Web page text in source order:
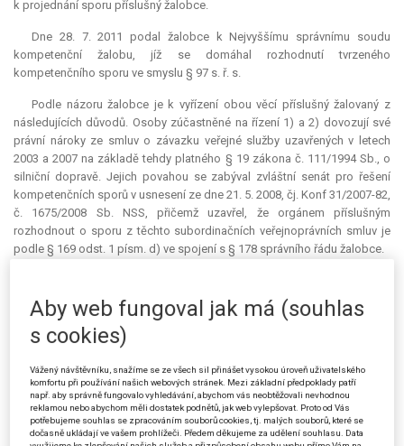
k projednání sporu příslušný žalobce.
Dne 28. 7. 2011 podal žalobce k Nejvyššímu správnímu soudu
kompetenční žalobu, jíž se domáhal rozhodnutí tvrzeného
kompetenčního sporu ve smyslu § 97 s. ř. s.
Podle názoru žalobce je k vyřízení obou věcí příslušný žalovaný z
následujících důvodů. Osoby zúčastněné na řízení 1) a 2) dovozují své
právní nároky ze smluv o závazku veřejné služby uzavřených v letech
2003 a 2007 na základě tehdy platného § 19 zákona č. 111/1994 Sb., o
silniční dopravě. Jejich povahou se zabýval zvláštní senát pro řešení
kompetenčních sporů v usnesení ze dne 21. 5. 2008, čj. Konf 31/2007-82,
č. 1675/2008 Sb. NSS, přičemž uzavřel, že orgánem příslušným
rozhodnout o sporu z těchto subordinačních veřejnoprávních smluv je
podle § 169 odst. 1 písm. d) ve spojení s § 178 správního řádu žalobce.
závazku veřejné služby a s ní související změně v určení příslušného
správního orgánu v souvislosti s účinností nařízení Evropského
parlamentu a Rady (ES) č. 1370/2007 o veřejných službách v přepravě
cestujících po železnici a silnici a zrušení nařízení Rady (EHS) č. 1191/69
a č. 1107/70. Toto nařízení totiž nadále neumožňuje (s výjimkou
uvedenou v čl. 5 odst. 5) nahradit uzavření smlouvy o veřejných službách
vydáním rozhodnutí o uložení „přepravní povinnosti “, jak až dosud
připouštěl čl. 1 odst. 5 nařízení Rady (EHS) č. 1191/69 o postupu
členských států ohledně závazků vyplývajících z pojmu veřejné služby v
Aby web fungoval jak má (souhlas
s cookies)
Vážený návštěvníku, snažíme se ze všech sil přinášet vysokou úroveň uživatelského
komfortu při používání našich webových stránek. Mezi základní předpoklady patří
např. aby správně fungovalo vyhledávání, abychom vás neobtěžovali nevhodnou
reklamou nebo abychom měli dostatek podnětů, jak web vylepšovat. Proto od Vás
potřebujeme souhlas se zpracováním souborů cookies, tj. malých souborů, které se
dočasně ukládají ve vašem prohlížeči. Předem děkujeme za udělení souhlasu. Data